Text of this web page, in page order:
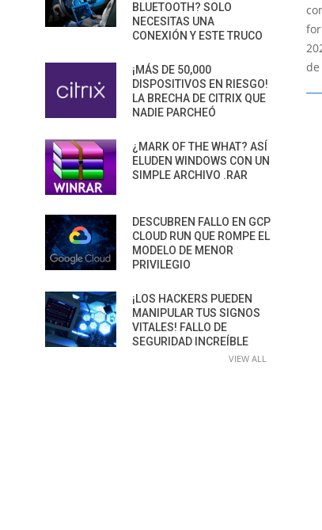
de
BLUETOOTH? SOLO
NECESITAS UNA
CONEXIÓN Y ESTE TRUCO
¡MÁS DE 50,000
DISPOSITIVOS EN RIESGO!
LA BRECHA DE CITRIX QUE
NADIE PARCHEÓ
¿MARK OF THE WHAT? ASÍ
ELUDEN WINDOWS CON UN
SIMPLE ARCHIVO .RAR
DESCUBREN FALLO EN GCP
CLOUD RUN QUE ROMPE EL
MODELO DE MENOR
PRIVILEGIO
¡LOS HACKERS PUEDEN
MANIPULAR TUS SIGNOS
VITALES! FALLO DE
SEGURIDAD INCREÍBLE
VIEW ALL